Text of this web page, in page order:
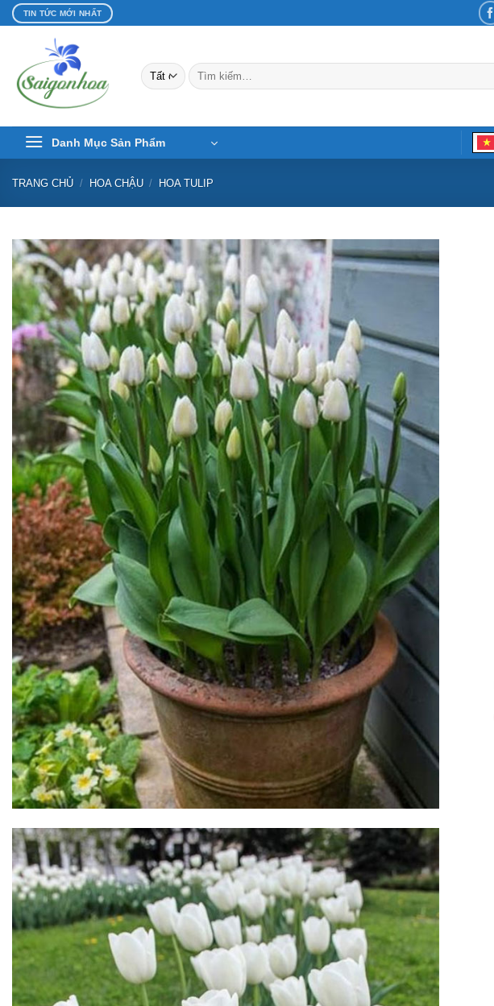
Bỏ
qua
dung
TIN TỨC MỚI NHẤT
Tìm
kiếm:
Danh Mục Sản Phẩm
TRANG CHỦ / HOA CHẬU / HOA TULIP